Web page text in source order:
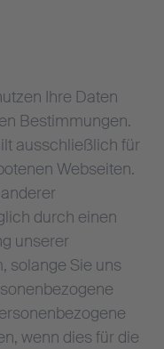
Ihre Daten
Bestimmungen.
ausschließlich für
Webseiten.
durch einen
unserer
solange Sie uns
wenn dies für die